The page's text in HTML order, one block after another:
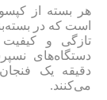
است که در
تازگی و
دستگاه‌های
دقیقه یک
می‌کنند.